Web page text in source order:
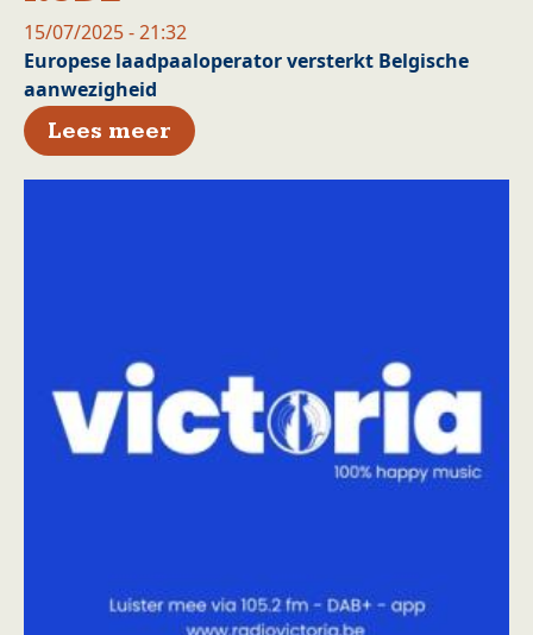
15/07/2025 - 21:32
Europese laadpaaloperator versterkt Belgische
aanwezigheid
Lees meer over Eranovum opent vier